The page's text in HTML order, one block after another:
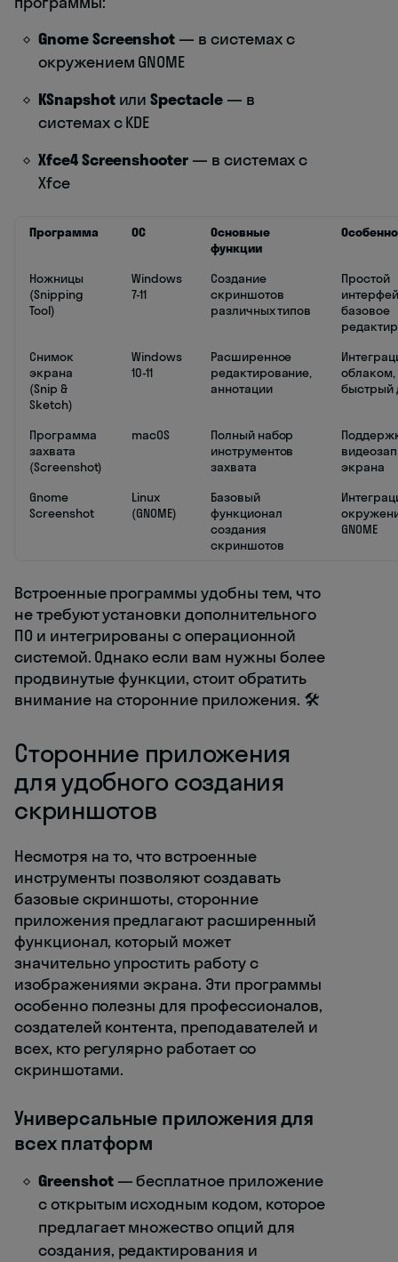
Gnome Screenshot — в системах с
окружением GNOME
KSnapshotилиSpectacle— в
системах с KDE
Xfce4 Screenshooter — в системах с
Xfce
Программа ОС
Основные
функции
Ножницы
(Snipping
Tool)
Windows
7-11
Создание
скриншотов
различных типов
Простой
базовое
Снимок
экрана
(Snip &
Sketch)
Windows
10-11
Расширенное
редактирование,
аннотации
облаком,
быстрый
Программа
захвата
(Screenshot)
macOS
Полный набор
инструментов
захвата
экрана
Gnome
Screenshot
Linux
(GNOME)
Базовый
функционал
создания
скриншотов
GNOME
Встроенные программы удобны тем, что
не требуют установки дополнительного
ПО и интегрированы с операционной
системой. Однако если вам нужны более
продвинутые функции, стоит обратить
внимание на сторонние приложения. 🛠️
Сторонние приложения
для удобного создания
скриншотов
Несмотря на то, что встроенные
инструменты позволяют создавать
базовые скриншоты, сторонние
приложения предлагают расширенный
функционал, который может
значительно упростить работу с
изображениями экрана. Эти программы
особенно полезны для профессионалов,
создателей контента, преподавателей и
всех, кто регулярно работает со
скриншотами.
Универсальные приложения для
всех платформ
Greenshot— бесплатное приложение
с открытым исходным кодом, которое
предлагает множество опций для
создания, редактирования и